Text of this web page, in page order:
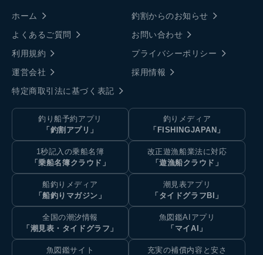
ホーム
釣割からのお知らせ
よくあるご質問
お問い合わせ
利用規約
プライバシーポリシー
運営会社
採用情報
特定商取引法に基づく表記
釣り船予約アプリ
「釣割アプリ」
釣りメディア
「FISHINGJAPAN」
1秒記入の乗船名簿
「乗船名簿クラウド」
改正遊漁船業法に対応
「遊漁船クラウド」
船釣りメディア
「船釣りマガジン」
潮見表アプリ
「タイドグラフBI」
全国の潮汐情報
「潮見表・タイドグラフ」
魚図鑑AIアプリ
「マイAI」
魚図鑑サイト
充実の補償内容と安さ